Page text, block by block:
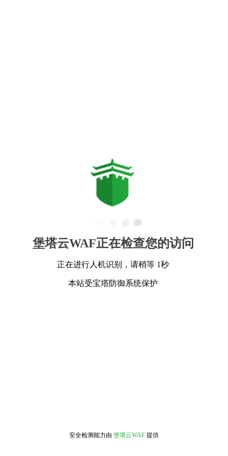
堡塔云WAF正在检查您的访问
正在进行人机识别，请稍等 1秒
本站受宝塔防御系统保护
安全检测能力由 堡塔云WAF 提供